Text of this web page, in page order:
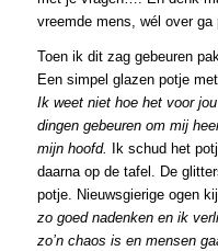
vreemde mens, wél over
Toen ik dit zag gebeuren
Een simpel glazen potje
Ik weet niet hoe het voor
dingen gebeuren om mij
mijn hoofd.
Ik schud het
daarna op de tafel. De
potje. Nieuwsgierige ogen
zo goed nadenken en ik
zo’n chaos is en mensen